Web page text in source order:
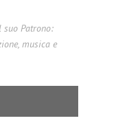
suo Patrono:
musica e